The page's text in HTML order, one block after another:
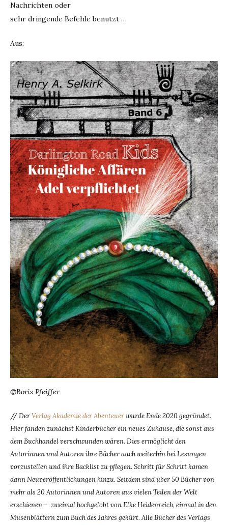
Nachrichten oder
sehr dringende Befehle benutzt …
Aus:
©Boris Pfeiffer
//DerVerlag Akademie der Abenteuerwurde Ende 2020 gegründet.
Hier fanden zunächst Kinderbücher ein neues Zuhause, die sonst aus
dem Buchhandel verschwunden wären. Dies ermöglicht den
Autorinnen und Autoren ihre Bücher auch weiterhin bei Lesungen
vorzustellen und ihre Backlist zu pflegen. Schritt für Schritt kamen
dann Neuveröffentlichungen hinzu. Seitdem sind über 50 Bücher von
mehr als 20 Autorinnen und Autoren aus vielen Teilen der Welt
erschienen – zweimal hochgelobt von Elke Heidenreich, einmal in den
Musenblättern zum Buch des Jahres gekürt. Alle Bücher des Verlags